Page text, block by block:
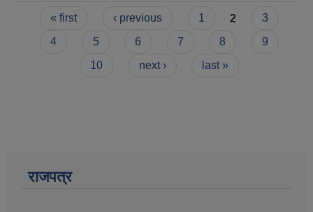
Pages
« first ‹ previous 1 2
3
4
5 6 7 8
9
10
next › last »
राजपत्र